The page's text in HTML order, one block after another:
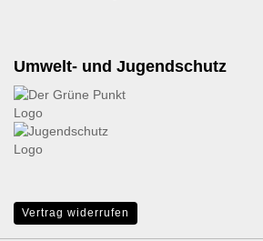
Umwelt- und Jugendschutz
Vertrag widerrufen